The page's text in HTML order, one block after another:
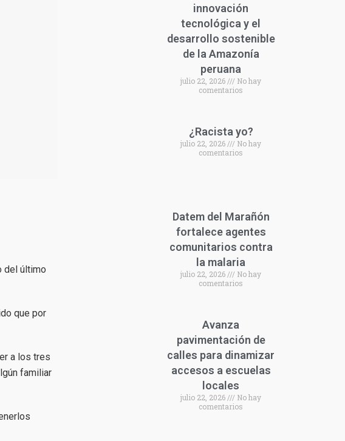
del último
que por
a los tres
familiar
innovación
tecnológica y el
desarrollo sostenible
de la Amazonía
peruana
julio 22, 2026
No hay
comentarios
¿Racista yo?
julio 22, 2026
No hay
comentarios
Datem del Marañón
fortalece agentes
comunitarios contra
la malaria
julio 22, 2026
No hay
comentarios
Avanza
pavimentación de
calles para dinamizar
accesos a escuelas
locales
julio 22, 2026
No hay
comentarios